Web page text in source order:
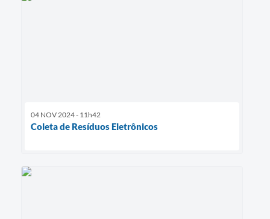
04 NOV 2024 - 11h42
Coleta de Resíduos Eletrônicos